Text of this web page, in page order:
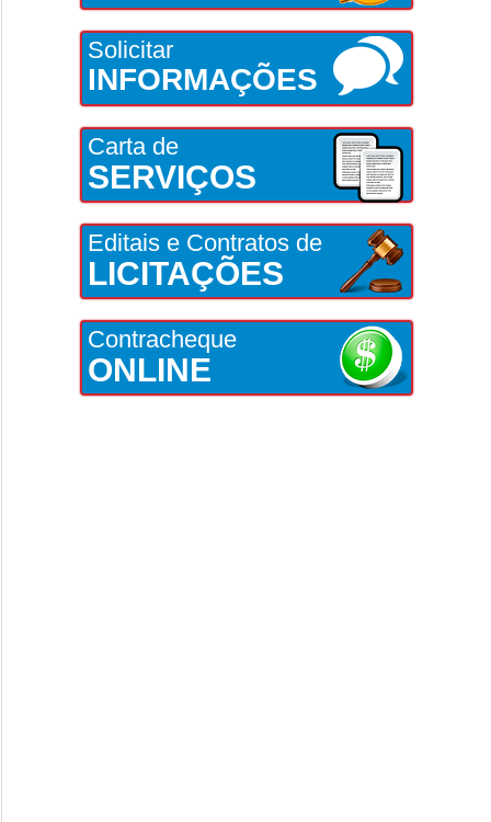
Solicitar
INFORMAÇÕES
Carta de
SERVIÇOS
Editais e Contratos de
LICITAÇÕES
Contracheque
ONLINE